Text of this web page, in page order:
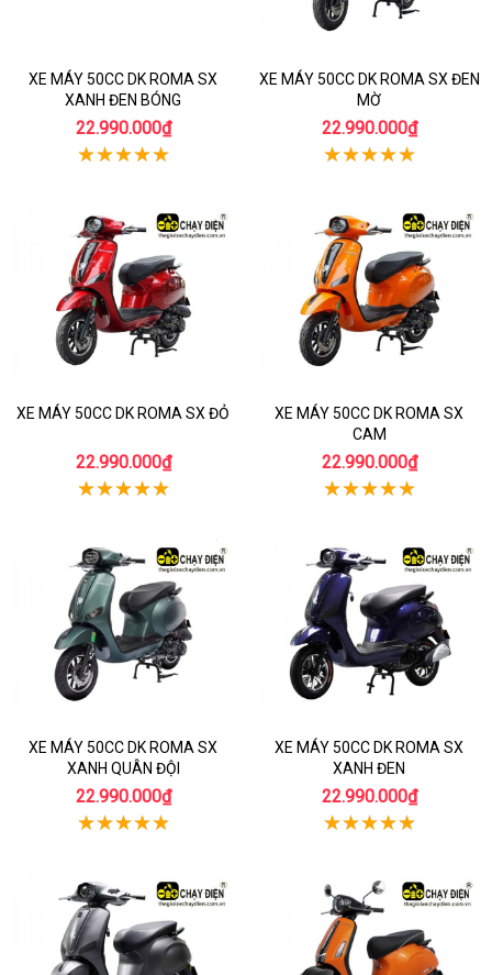
XE MÁY 50CC DK ROMA SX
XANH ĐEN BÓNG
22.990.000₫
XE MÁY 50CC DK ROMA SX ĐEN
MỜ
22.990.000₫
XE MÁY 50CC DK ROMA SX ĐỎ
22.990.000₫
XE MÁY 50CC DK ROMA SX
CAM
22.990.000₫
XE MÁY 50CC DK ROMA SX
XANH QUÂN ĐỘI
22.990.000₫
XE MÁY 50CC DK ROMA SX
XANH ĐEN
22.990.000₫